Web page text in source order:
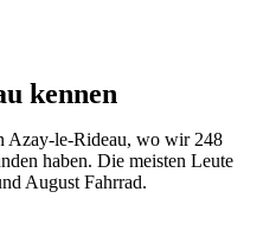
kennen
Azay-le-Rideau, wo wir 248
haben. Die meisten Leute
August Fahrrad.